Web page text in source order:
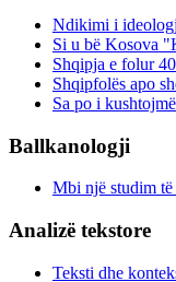
Ndikimi i
Si u bë Kosova
Shqipja e folur
Shqipfolës apo
Sa po i
Ballkanologji
Mbi një studim
Analizë tekstore
Teksti dhe